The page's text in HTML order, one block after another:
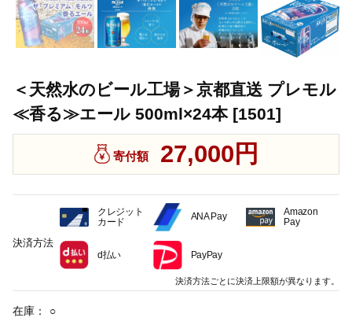
＜天然水のビール工場＞京都直送 プレモル
≪香る≫エール 500ml×24本 [1501]
寄付額 27,000円
在庫： ○
決済方法
クレジット
カード
ANA Pay
Amazon
Pay
d払い PayPay
決済方法ごとに決済上限額が異なります。